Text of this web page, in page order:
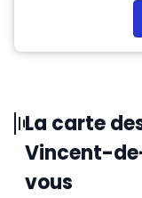
La carte
Vincent-
vous